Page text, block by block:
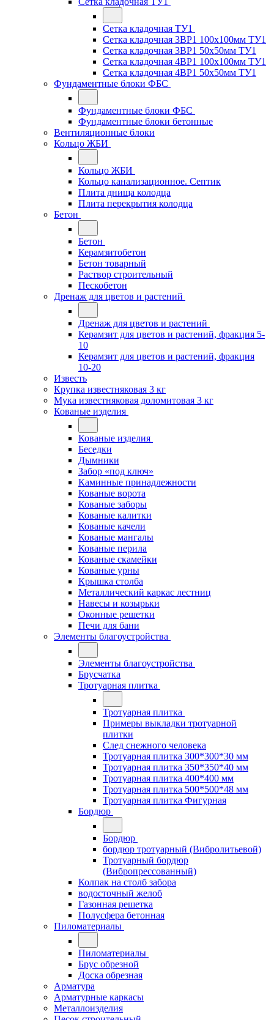
Сетка кладочная ТУ1
Сетка кладочная 3ВР1 100x100мм ТУ1
Сетка кладочная 3ВР1 50x50мм ТУ1
Сетка кладочная 4ВР1 100x100мм ТУ1
Сетка кладочная 4ВР1 50x50мм ТУ1
Фундаментные блоки ФБС
Фундаментные блоки ФБС
Фундаментные блоки бетонные
Вентиляционные блоки
Кольцо ЖБИ
Кольцо ЖБИ
Кольцо канализационное. Септик
Плита днища колодца
Плита перекрытия колодца
Бетон
Бетон
Керамзитобетон
Бетон товарный
Раствор строительный
Пескобетон
Дренаж для цветов и растений
Дренаж для цветов и растений
Керамзит для цветов и растений, фракция 5-
10
Керамзит для цветов и растений, фракция
10-20
Известь
Крупка известняковая 3 кг
Мука известняковая доломитовая 3 кг
Кованые изделия
Кованые изделия
Беседки
Дымники
Забор «под ключ»
Каминные принадлежности
Кованые ворота
Кованые заборы
Кованые калитки
Кованые качели
Кованые мангалы
Кованые перила
Кованые скамейки
Кованые урны
Крышка столба
Металлический каркас лестниц
Навесы и козырьки
Оконные решетки
Печи для бани
Элементы благоустройства
Элементы благоустройства
Брусчатка
Тротуарная плитка
Тротуарная плитка
Примеры выкладки тротуарной
плитки
След снежного человека
Тротуарная плитка 300*300*30 мм
Тротуарная плитка 350*350*40 мм
Тротуарная плитка 400*400 мм
Тротуарная плитка 500*500*48 мм
Тротуарная плитка Фигурная
Бордюр
Бордюр
бордюр тротуарный (Вибролитьевой)
Тротуарный бордюр
(Вибропрессованный)
Колпак на столб забора
водосточный желоб
Газонная решетка
Полусфера бетонная
Пиломатериалы
Пиломатериалы
Брус обрезной
Доска обрезная
Арматура
Арматурные каркасы
Металлоизделия